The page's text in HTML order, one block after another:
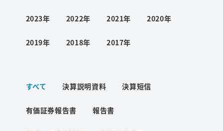
お問い合わせ
ご利用条件
2023年 2022年 2021年 2020年
2019年 2018年 2017年
すべて 決算説明資料 決算短信
有価証券報告書 報告書